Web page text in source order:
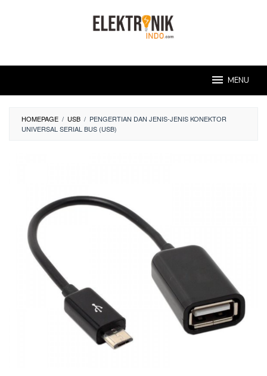
MENU
HOMEPAGE / USB / PENGERTIAN DAN JENIS-JENIS KONEKTOR
UNIVERSAL SERIAL BUS (USB)